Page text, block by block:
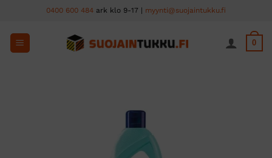
content
0400 600 484 ark klo 9-17 | myynti@suojaintukku.fi
0